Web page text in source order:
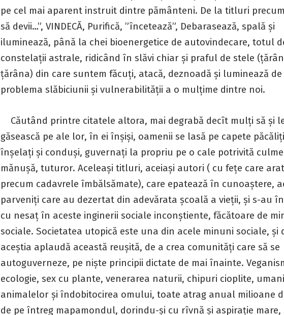
pe cel mai aparent instruit dintre pământeni. De la titluri precum
să devii…”, VINDECĂ, Purifică, ”încetează”, Debarasează, spală și
iluminează, până la chei bioenergetice de autovindecare, totul
constelații astrale, ridicând în slăvi chiar și praful de stele
țărâna) din care suntem făcuți, atacă, deznoadă și luminează
problema slăbiciunii și vulnerabilității a o mulțime dintre noi.
Căutând printre citatele altora, mai degrabă decît mulți să și
găsească pe ale lor, în ei înșiși, oamenii se lasă pe capete
înșelați și conduși, guvernați la propriu pe o cale potrivită
mănușă, tuturor. Aceleași titluri, aceiași autori ( cu fețe care
precum cadavrele îmbălsămate), care epatează în cunoaștere,
parveniți care au dezertat din adevărata școală a vieții, și s-au
cu nesaț în aceste inginerii sociale inconștiente, făcătoare de
sociale. Societatea utopică este una din acele minuni sociale, și
aceștia aplaudă această reușită, de a crea comunități care să se
autoguverneze, pe niște principii dictate de mai înainte.
ecologie, sex cu plante, venerarea naturii, chipuri cioplite,
animalelor și îndobitocirea omului, toate atrag anual milioane
de pe întreg mapamondul, dorindu-și cu rîvnă și aspirație mare,